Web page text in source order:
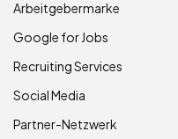
Arbeitgebermarke
Google for Jobs
Recruiting Services
Social Media
Partner-Netzwerk